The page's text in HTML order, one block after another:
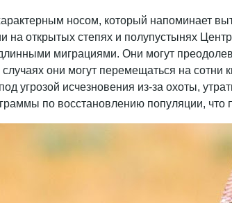
носом, который напоминает
на открытых степях и полупустынях
миграциями. Они могут
они могут перемещаться на сотни
угрозой исчезновения из-за охоты,
по восстановлению популяции, что